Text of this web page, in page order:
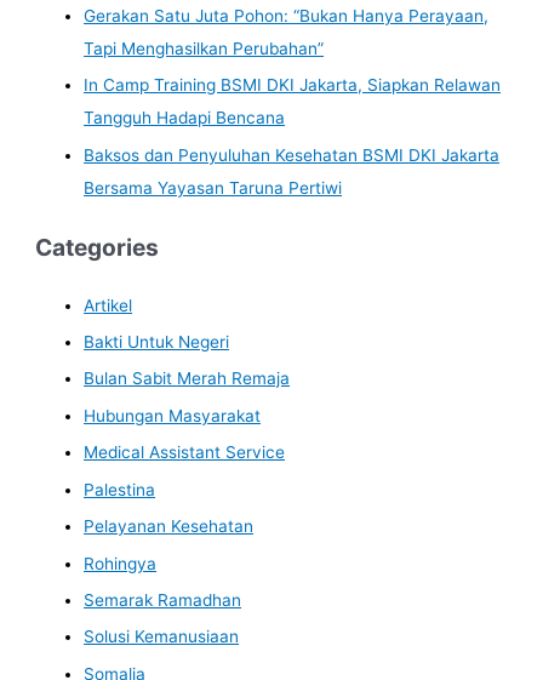
Gerakan Satu Juta Pohon: “Bukan Hanya Perayaan,
Tapi Menghasilkan Perubahan”
In Camp Training BSMI DKI Jakarta, Siapkan Relawan
Tangguh Hadapi Bencana
Baksos dan Penyuluhan Kesehatan BSMI DKI Jakarta
Bersama Yayasan Taruna Pertiwi
Categories
Artikel
Bakti Untuk Negeri
Bulan Sabit Merah Remaja
Hubungan Masyarakat
Medical Assistant Service
Palestina
Pelayanan Kesehatan
Rohingya
Semarak Ramadhan
Solusi Kemanusiaan
Somalia